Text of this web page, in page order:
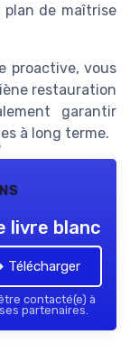
de maîtrise
proactive, vous
restauration
garantir
à long terme.
livre blanc
Télécharger
contacté(e) à
partenaires.